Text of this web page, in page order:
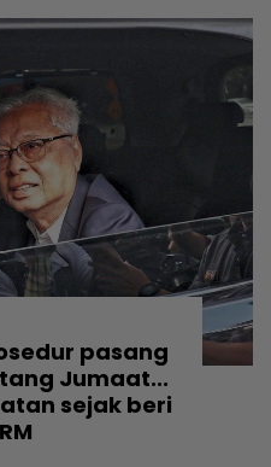
pasang
Jumaat...
sejak beri